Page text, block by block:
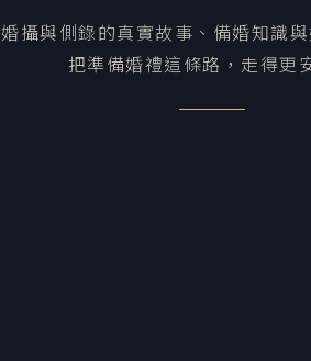
婚攝與側錄的真實故事、備婚知識
把準備婚禮這條路，走得更